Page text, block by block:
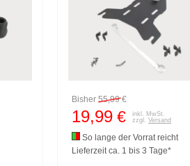
Bisher 55,99€
19,99 €
inkl. MwSt.
zzgl. Versand
So lange der Vorrat reicht
Lieferzeit ca. 1 bis 3 Tage*